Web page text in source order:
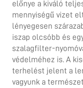
előnye a kiváló
mennyiségű vizet
lényegesen
iszap olcsóbb és
szalagfilter-
védelméhez is. A
terhelést jelent a
vagyunk a